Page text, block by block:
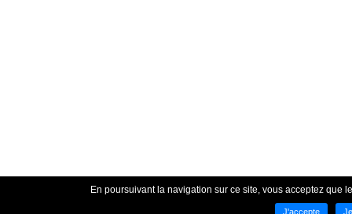
En poursuivant la navigation sur ce site, vous acceptez que
J'accepte